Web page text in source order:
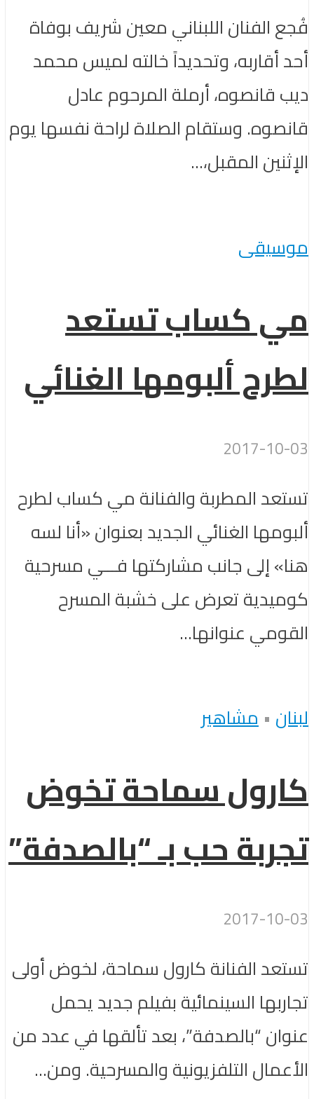
فُجع الفنان اللبناني معين شريف بوفاة
أحد أقاربه، وتحديداً خالته لميس محمد
ديب قانصوه، أرملة المرحوم عادل
قانصوه. وستقام الصلاة لراحة نفسها يوم
الإثنين المقبل،...
موسيقى
مي كساب تستعد
لطرح ألبومها الغنائي
2017-10-03
تستعد المطربة والفنانة مي كساب لطرح
ألبومها الغنائي الجديد بعنوان «أنا لسه
هنا» إلى جانب مشاركتها فـــي مسرحية
كوميدية تعرض على خشبة المسرح
القومي عنوانها...
لبنان •مشاهير
كارول سماحة تخوض
تجربة حب بـ “بالصدفة”
2017-10-03
تستعد الفنانة كارول سماحة، لخوض أولى
تجاربها السينمائية بفيلم جديد يحمل
عنوان “بالصدفة”، بعد تألقها في عدد من
الأعمال التلفزيونية والمسرحية. ومن...